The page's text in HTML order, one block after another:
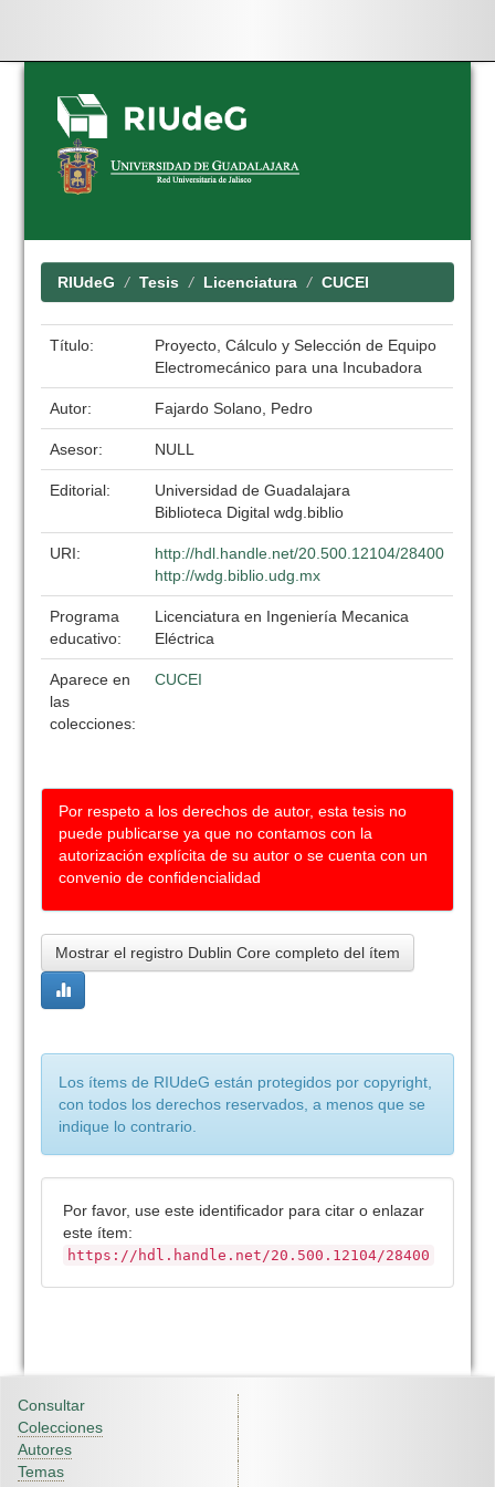
Skip
navigation
RIUdeG Tesis Licenciatura CUCEI
Título:
Proyecto, Cálculo y Selección de Equipo
Electromecánico para una Incubadora
Autor: Fajardo Solano, Pedro
Asesor: NULL
Editorial:
Universidad de Guadalajara
Biblioteca Digital wdg.biblio
URI:
http://hdl.handle.net/20.500.12104/28400
http://wdg.biblio.udg.mx
Programa
educativo:
Licenciatura en Ingeniería Mecanica
Eléctrica
Aparece en
las
colecciones:
CUCEI
Por respeto a los derechos de autor, esta tesis no
puede publicarse ya que no contamos con la
autorización explícita de su autor o se cuenta con un
convenio de confidencialidad
Mostrar el registro Dublin Core completo del ítem
Los ítems de RIUdeG están protegidos por copyright,
con todos los derechos reservados, a menos que se
indique lo contrario.
Por favor, use este identificador para citar o enlazar
este ítem:
https://hdl.handle.net/20.500.12104/28400
Consultar
Colecciones
Autores
Temas